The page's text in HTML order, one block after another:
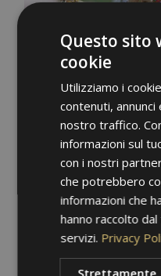
Questo sito
cookie
Utilizziamo i
contenuti,
nostro traffico.
informazioni sul
con i nostri
che potrebbero
informazioni che
hanno raccolto
servizi. Privacy
Strettamente